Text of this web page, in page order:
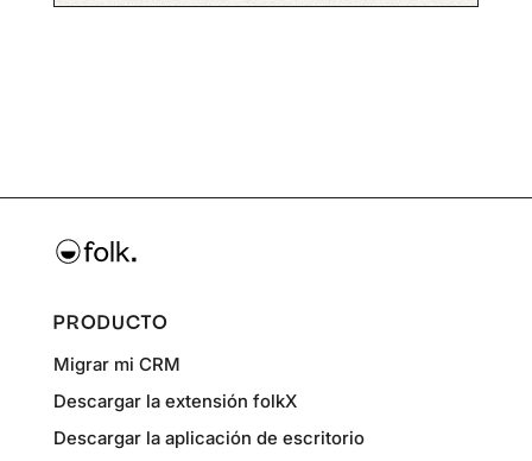
PRODUCTO
Migrar mi CRM
Descargar la extensión folkX
Descargar la aplicación de escritorio